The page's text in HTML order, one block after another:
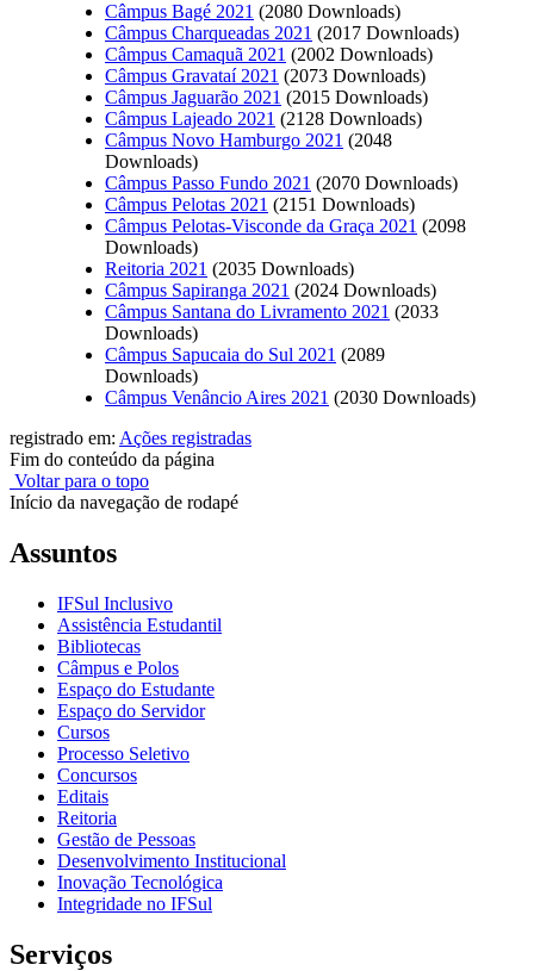
Câmpus Bagé 2021 (2080 Downloads)
Câmpus Charqueadas 2021 (2017 Downloads)
Câmpus Camaquã 2021 (2002 Downloads)
Câmpus Gravataí 2021 (2073 Downloads)
Câmpus Jaguarão 2021 (2015 Downloads)
Câmpus Lajeado 2021 (2128 Downloads)
Câmpus Novo Hamburgo 2021 (2048
Downloads)
Câmpus Passo Fundo 2021 (2070 Downloads)
Câmpus Pelotas 2021 (2151 Downloads)
Câmpus Pelotas-Visconde da Graça 2021 (2098
Downloads)
Reitoria 2021 (2035 Downloads)
Câmpus Sapiranga 2021 (2024 Downloads)
Câmpus Santana do Livramento 2021 (2033
Downloads)
Câmpus Sapucaia do Sul 2021 (2089
Downloads)
Câmpus Venâncio Aires 2021 (2030 Downloads)
registrado em: Ações registradas
Fim do conteúdo da página
Voltar para o topo
Início da navegação de rodapé
Assuntos
IFSul Inclusivo
Assistência Estudantil
Bibliotecas
Câmpus e Polos
Espaço do Estudante
Espaço do Servidor
Cursos
Processo Seletivo
Concursos
Editais
Reitoria
Gestão de Pessoas
Desenvolvimento Institucional
Inovação Tecnológica
Integridade no IFSul
Serviços